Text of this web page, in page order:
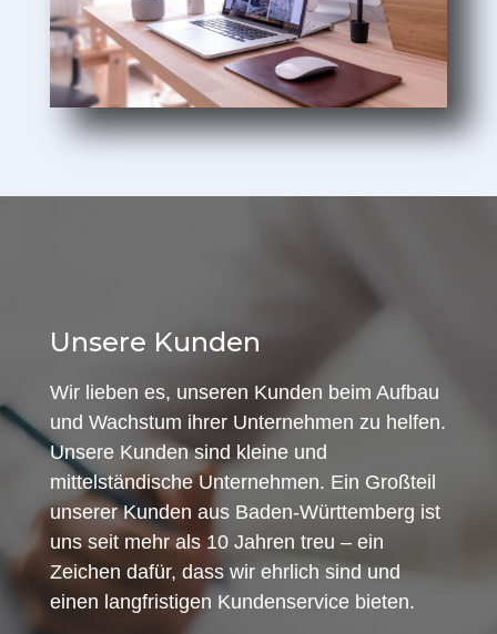
Unsere Kunden
Wir lieben es, unseren Kunden beim Aufbau
und Wachstum ihrer Unternehmen zu helfen.
Unsere Kunden sind kleine und
mittelständische Unternehmen. Ein Großteil
unserer Kunden aus Baden-Württemberg ist
uns seit mehr als 10 Jahren treu – ein
Zeichen dafür, dass wir ehrlich sind und
einen langfristigen Kundenservice bieten.